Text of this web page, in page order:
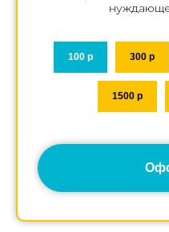
100 р 300 р
1500 р